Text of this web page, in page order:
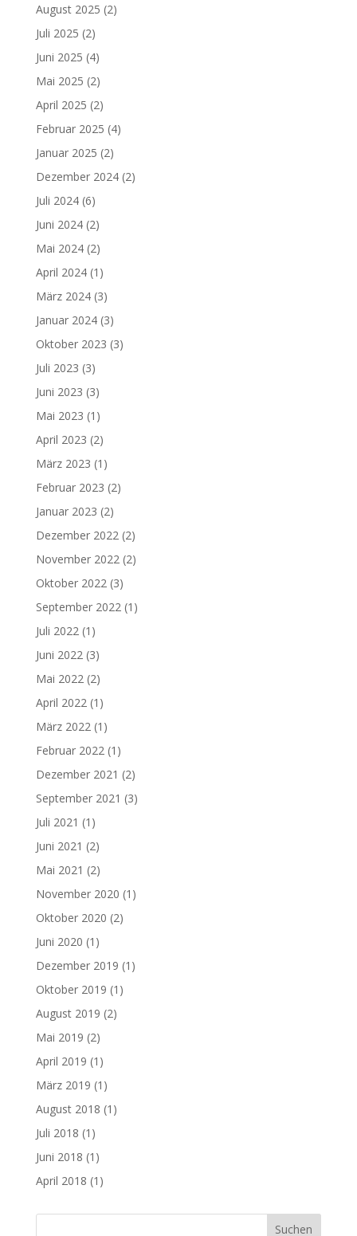
August 2025 (2)
Juli 2025 (2)
Juni 2025 (4)
Mai 2025 (2)
April 2025 (2)
Februar 2025 (4)
Januar 2025 (2)
Dezember 2024(2)
Juli 2024(6)
Juni 2024(2)
Mai 2024(2)
April 2024(1)
März 2024(3)
Januar 2024(3)
Oktober 2023 (3)
Juli 2023 (3)
Juni 2023 (3)
Mai 2023 (1)
April 2023 (2)
März 2023 (1)
Februar 2023 (2)
Januar 2023 (2)
Dezember 2022 (2)
November 2022 (2)
Oktober 2022 (3)
September 2022 (1)
Juli 2022 (1)
Juni 2022 (3)
Mai 2022 (2)
April 2022 (1)
März 2022 (1)
Februar 2022 (1)
Dezember 2021 (2)
September 2021 (3)
Juli 2021 (1)
Juni 2021 (2)
Mai 2021 (2)
November 2020 (1)
Oktober 2020 (2)
Juni 2020 (1)
Dezember 2019 (1)
Oktober 2019 (1)
August 2019 (2)
Mai 2019 (2)
April 2019 (1)
März 2019 (1)
August 2018 (1)
Juli 2018 (1)
Juni 2018 (1)
April 2018 (1)